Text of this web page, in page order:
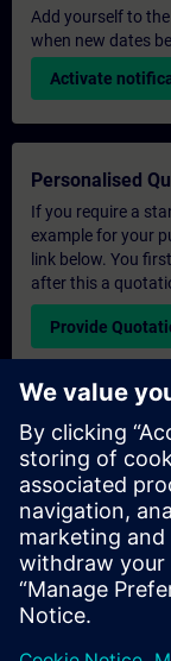
Add yourself to
when new dates
Activate
Personalised
If you require a
example for your
link below. You
after this a
Provide
Exclusive
Please complete
quotation for an
or at our SITRAIN
suitable for larger
contact details
quotation from us.
Request